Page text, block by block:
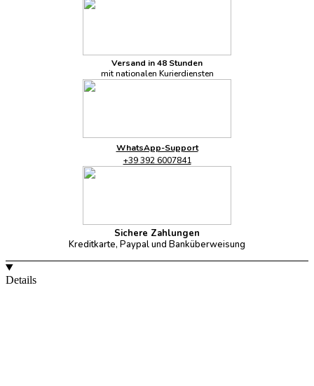
Versand in 48 Stunden
mit nationalen Kurierdiensten
WhatsApp-Support
+39 392 6007841
Sichere Zahlungen
Kreditkarte, Paypal und Banküberweisung
Details